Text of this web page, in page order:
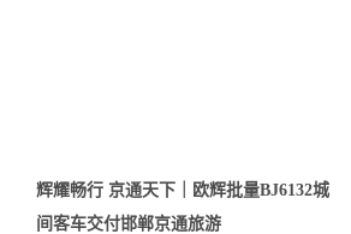
辉耀畅行 京通天下｜欧辉批量BJ6132城
间客车交付邯郸京通旅游